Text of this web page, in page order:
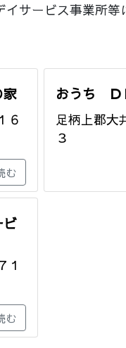
サービス事業所
６
む
おうち
足柄上郡大
３
ビ
１
む